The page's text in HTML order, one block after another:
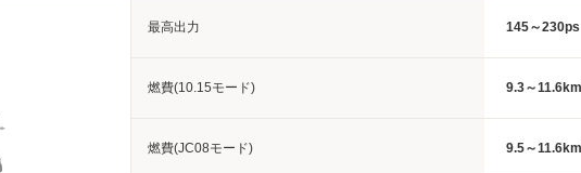
最高出力 145～230ps
燃費(10.15モード) 9.3～
燃費(JC08モード) 9.5～